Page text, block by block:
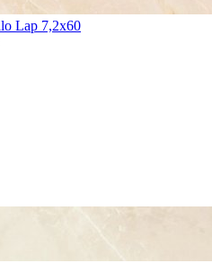
Lap 7,2x60